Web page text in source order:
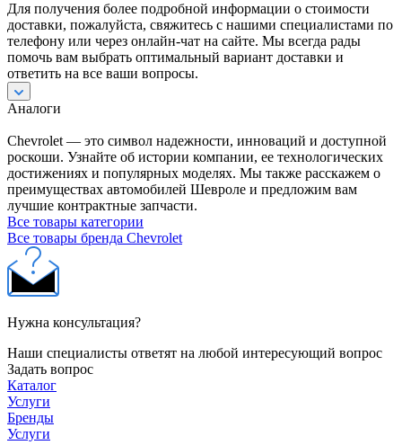
Для получения более подробной информации о стоимости
доставки, пожалуйста, свяжитесь с нашими специалистами по
телефону или через онлайн-чат на сайте. Мы всегда рады
помочь вам выбрать оптимальный вариант доставки и
ответить на все ваши вопросы.
Аналоги
Chevrolet — это символ надежности, инноваций и доступной
роскоши. Узнайте об истории компании, ее технологических
достижениях и популярных моделях. Мы также расскажем о
преимуществах автомобилей Шевроле и предложим вам
лучшие контрактные запчасти.
Все товары категории
Все товары бренда Chevrolet
Нужна консультация?
Наши специалисты ответят на любой интересующий вопрос
Задать вопрос
Каталог
Услуги
Бренды
Услуги